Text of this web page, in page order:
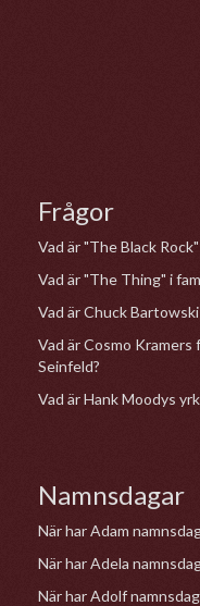
Frågor
Vad är "The Black
Vad är "The Thing" i
Vad är Chuck
Vad är Cosmo
Seinfeld?
Vad är Hank Moodys
Namnsdagar
När har Adam
När har Adela
När har Adolf